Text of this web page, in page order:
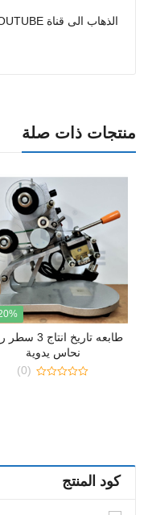
الذهاب الى قناة YOUTUBE
منتجات ذات صلة
Off
طابعه تاريخ
نحاس يدوية
(0)
كود المنتج